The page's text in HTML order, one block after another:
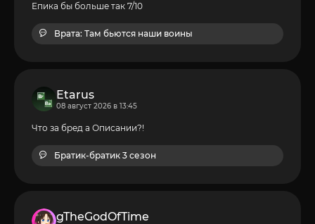
Епика бы больше так 7/10
Врата: Там бьются наши воины
Etarus
08 август 2026 в 13:45
Что за бред а Описании?!
Братик-братик 3 сезон
gTheGodOfTime